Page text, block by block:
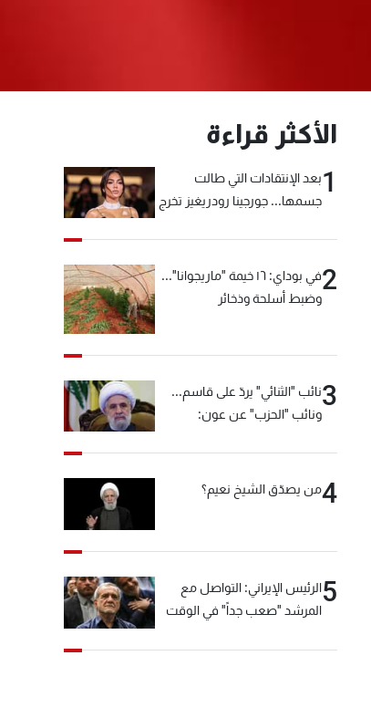
الأكثر قراءة
1بعد الإنتقادات التي طالت
جسمها... جورجينا رودريغيز تخرج
2
في بوداي: ١٦ خيمة "ماريجوانا"...
وضبط أسلحة وذخائر
3نائب "الثنائي" يردّ على قاسم...
ونائب "الحزب" عن عون:
4من يصدّق الشيخ نعيم؟
5الرئيس الإيراني: التواصل مع
المرشد "صعب جداً" في الوقت